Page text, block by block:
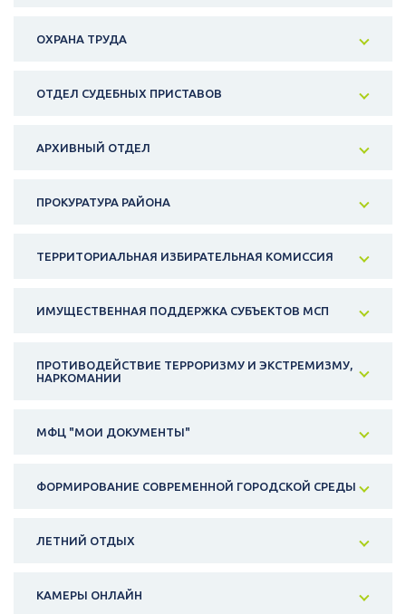
ОХРАНА ТРУДА
ОТДЕЛ СУДЕБНЫХ ПРИСТАВОВ
АРХИВНЫЙ ОТДЕЛ
ПРОКУРАТУРА РАЙОНА
ТЕРРИТОРИАЛЬНАЯ ИЗБИРАТЕЛЬНАЯ КОМИССИЯ
ИМУЩЕСТВЕННАЯ ПОДДЕРЖКА СУБЪЕКТОВ МСП
ПРОТИВОДЕЙСТВИЕ ТЕРРОРИЗМУ И ЭКСТРЕМИЗМУ,
НАРКОМАНИИ
МФЦ "МОИ ДОКУМЕНТЫ"
ФОРМИРОВАНИЕ СОВРЕМЕННОЙ ГОРОДСКОЙ СРЕДЫ
ЛЕТНИЙ ОТДЫХ
КАМЕРЫ ОНЛАЙН